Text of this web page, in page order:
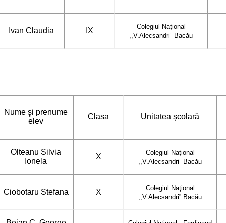
Ivan Claudia IX
Colegiul Naţional
,,V.Alecsandri” Bacău
Nume şi prenume
elev
Clasa Unitatea şcolară
Olteanu Silvia
Ionela
X
Colegiul Naţional
,,V.Alecsandri” Bacău
Ciobotaru Stefana X
Colegiul Naţional
,,V.Alecsandri” Bacău